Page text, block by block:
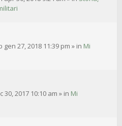
gen 27, 2018 11:39 pm » in Mi
30, 2017 10:10 am » in Mi